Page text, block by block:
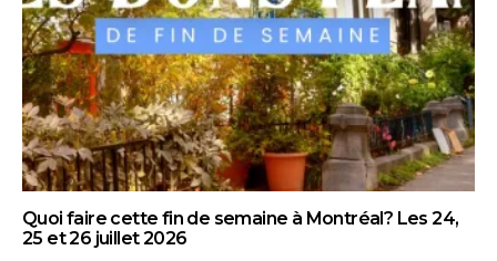
Quoi faire cette fin de semaine à Montréal? Les 24,
25 et 26 juillet 2026